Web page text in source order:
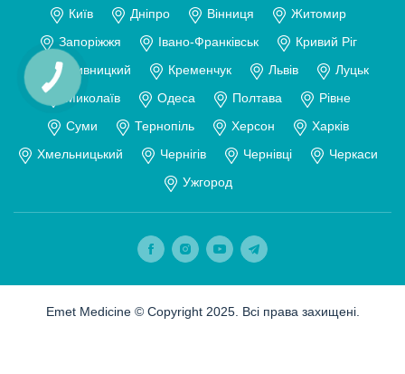
Київ Дніпро Вінниця
Житомир
Запоріжжя
Івано-Франківськ
Кривий Ріг
Кропивницкий
Кременчук Львів
Луцьк
Миколаїв
Одеса Полтава
Рівне
Суми
Тернопіль Херсон
Харків
Хмельницький
Чернігів Чернівці
Черкаси
Ужгород
Emet Medicine © Copyright 2025. Всі права захищені.